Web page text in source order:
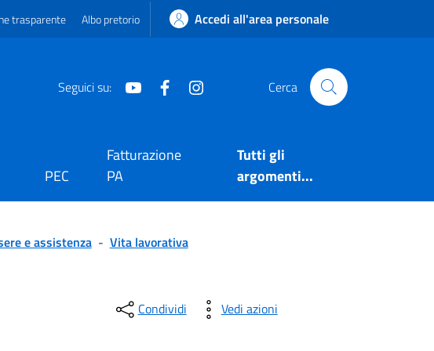
trasparente Albo pretorio Accedi all'area personale
Seguici su: Youtube Facebook Cerca
PEC
Fatturazione
PA
Tutti gli
argomenti...
e assistenza - Vita lavorativa
Condividi Vedi azioni